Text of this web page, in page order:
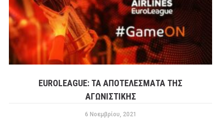
EUROLEAGUE: ΤΑ ΑΠΟΤΕΛΈΣΜΑΤΑ ΤΗΣ
ΑΓΩΝΙΣΤΙΚΉΣ
6 Νοεμβρίου, 2021